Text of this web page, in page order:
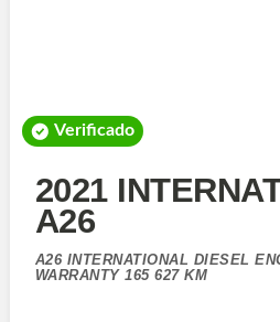
Verificado
2021
A26
A26 INTERNATIONAL DIESEL
WARRANTY 165 627 KM